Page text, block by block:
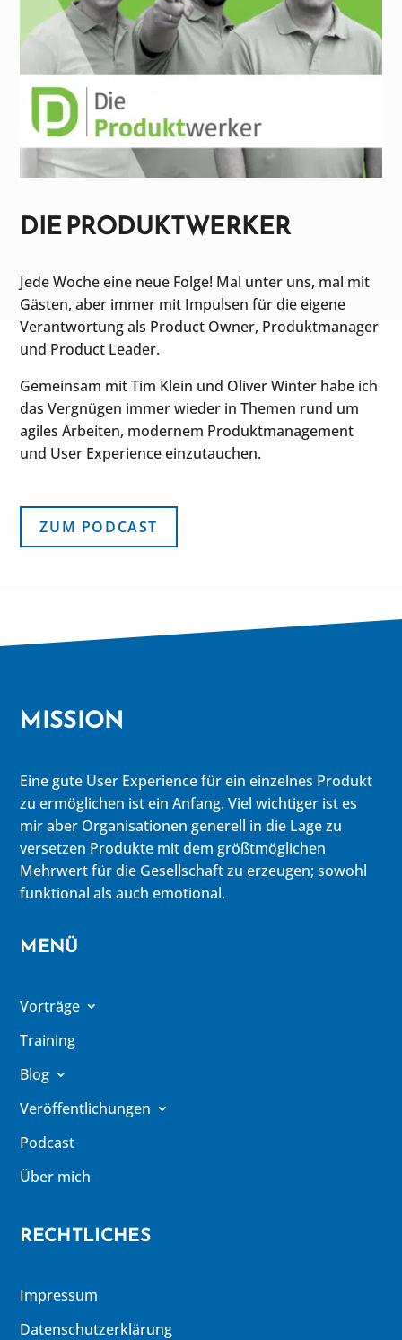
DIE PRODUKTWERKER
Jede Woche eine neue Folge! Mal unter uns, mal mit
Gästen, aber immer mit Impulsen für die eigene
Verantwortung als Product Owner, Produktmanager
und Product Leader.
Gemeinsam mit Tim Klein und Oliver Winter habe ich
das Vergnügen immer wieder in Themen rund um
agiles Arbeiten, modernem Produktmanagement
und User Experience einzutauchen.
ZUM PODCAST
MISSION
Eine gute User Experience für ein einzelnes Produkt
zu ermöglichen ist ein Anfang. Viel wichtiger ist es
mir aber Organisationen generell in die Lage zu
versetzen Produkte mit dem größtmöglichen
Mehrwert für die Gesellschaft zu erzeugen; sowohl
funktional als auch emotional.
MENÜ
Vorträge
Training
Blog
Veröffentlichungen
Podcast
Über mich
RECHTLICHES
Impressum
Datenschutzerklärung